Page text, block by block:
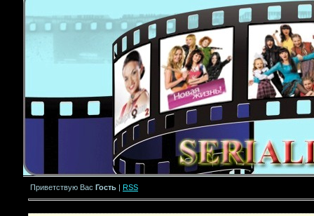
Приветствую Вас Гость | RSS